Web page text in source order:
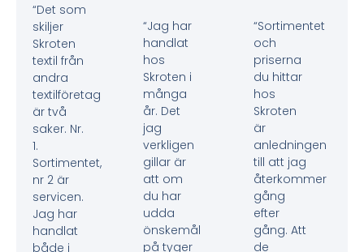
“Det som
skiljer
Skroten
textil från
andra
textilföretag
är två
saker. Nr.
1.
Sortimentet,
nr 2 är
servicen.
Jag har
handlat
både i
“Jag har
handlat
hos
Skroten i
många
år. Det
jag
verkligen
gillar är
att om
du har
udda
önskemål
på tyger
“Sortimentet
och
priserna
du hittar
hos
Skroten
är
anledningen
till att jag
återkommer
gång
efter
gång. Att
de